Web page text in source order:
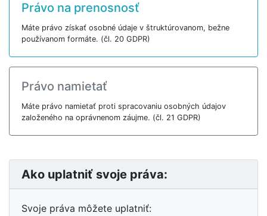
Právo na prenosnosť
Máte právo získať osobné údaje v štruktúrovanom, bežne
používanom formáte. (čl. 20 GDPR)
Právo namietať
Máte právo namietať proti spracovaniu osobných údajov
založeného na oprávnenom záujme. (čl. 21 GDPR)
Ako uplatniť svoje práva:
Svoje práva môžete uplatniť: